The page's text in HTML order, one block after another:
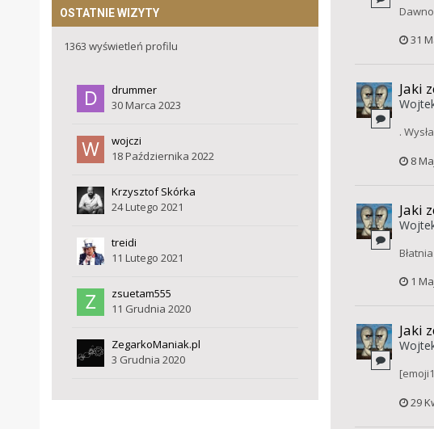
OSTATNIE WIZYTY
1363 wyświetleń profilu
drummer
30 Marca 2023
wojczi
18 Października 2022
Krzysztof Skórka
24 Lutego 2021
treidi
11 Lutego 2021
zsuetam555
11 Grudnia 2020
ZegarkoManiak.pl
3 Grudnia 2020
31
Jaki
.
8
Jaki
1
Jaki
29